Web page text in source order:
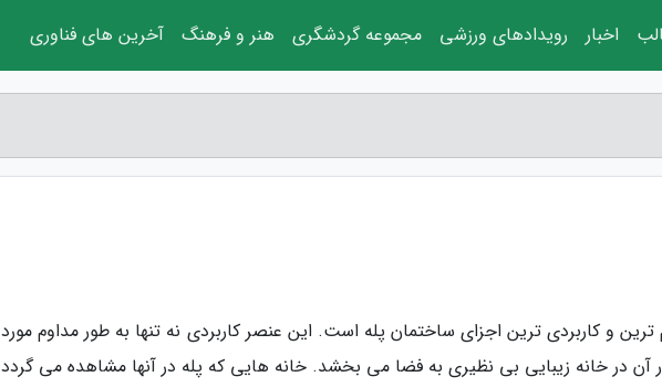
ترین و کاربردی ترین اجزای ساختمان پله است. این عنصر کاربردی نه تنها به طور مداوم مورد
آن در خانه زیبایی بی نظیری به فضا می بخشد. خانه هایی که پله در آنها مشاهده می گردد
اخبار رویدادهای ورزشی مجموعه گردشگری هنر و فرهنگ آخرین های فناوری